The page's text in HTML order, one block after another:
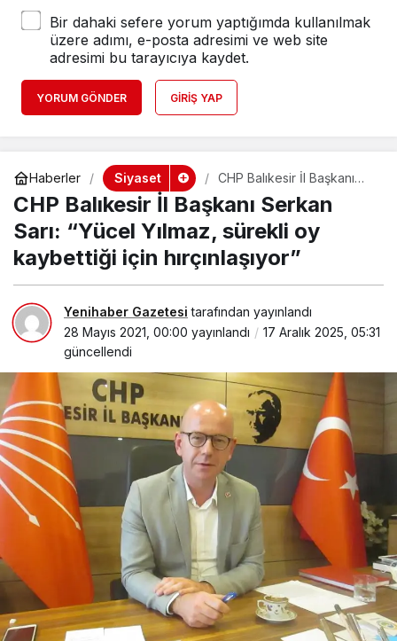
Bir dahaki sefere yorum yaptığımda kullanılmak
üzere adımı, e-posta adresimi ve web site
adresimi bu tarayıcıya kaydet.
YORUM GÖNDER GIRIŞ YAP
Haberler Siyaset
CHP Balıkesir İl Başkanı
Serkan Sarı: “Yücel Yılmaz,
sürekli oy kaybettiği için
hırçınlaşıyor”
CHP Balıkesir İl Başkanı Serkan
Sarı: “Yücel Yılmaz, sürekli oy
kaybettiği için hırçınlaşıyor”
Yenihaber Gazetesi tarafından yayınlandı
28 Mayıs 2021, 00:00 yayınlandı
17 Aralık 2025, 05:31
güncellendi